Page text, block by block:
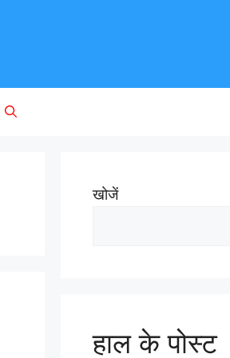
खोजें
हाल के पोस्ट